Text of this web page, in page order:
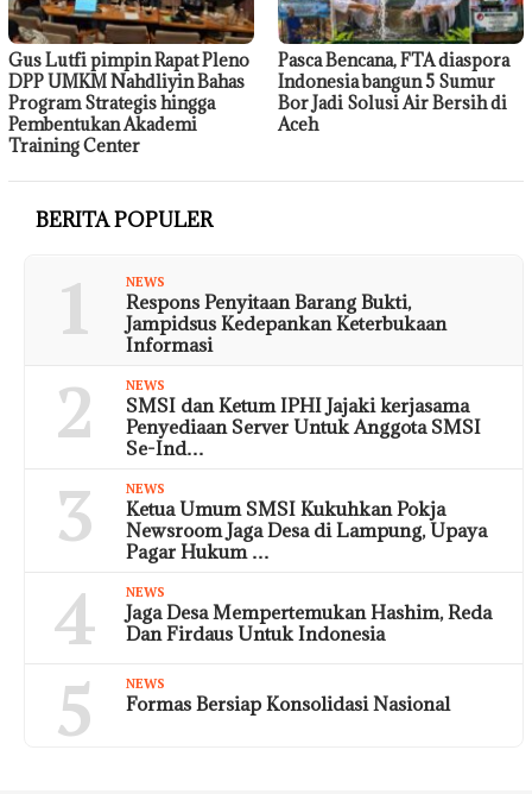
Gus Lutfi pimpin Rapat Pleno
DPP UMKM Nahdliyin Bahas
Program Strategis hingga
Pembentukan Akademi
Training Center
Pasca Bencana, FTA diaspora
Indonesia bangun 5 Sumur
Bor Jadi Solusi Air Bersih di
Aceh
BERITA POPULER
1 NEWS
Respons Penyitaan Barang Bukti,
Jampidsus Kedepankan Keterbukaan
Informasi
2 NEWS
SMSI dan Ketum IPHI Jajaki kerjasama
Penyediaan Server Untuk Anggota SMSI
Se-Ind…
3 NEWS
Ketua Umum SMSI Kukuhkan Pokja
Newsroom Jaga Desa di Lampung, Upaya
Pagar Hukum …
4 NEWS
Jaga Desa Mempertemukan Hashim, Reda
Dan Firdaus Untuk Indonesia
5 NEWS
Formas Bersiap Konsolidasi Nasional